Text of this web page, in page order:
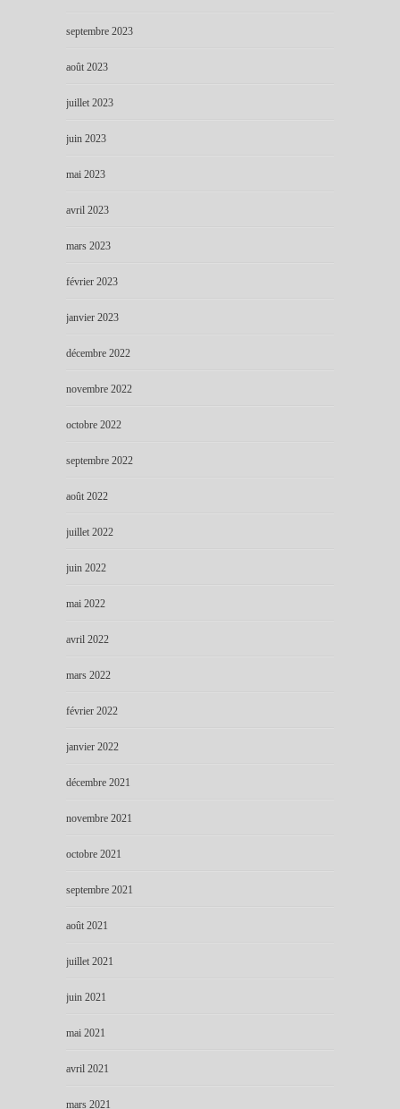
septembre 2023
août 2023
juillet 2023
juin 2023
mai 2023
avril 2023
mars 2023
février 2023
janvier 2023
décembre 2022
novembre 2022
octobre 2022
septembre 2022
août 2022
juillet 2022
juin 2022
mai 2022
avril 2022
mars 2022
février 2022
janvier 2022
décembre 2021
novembre 2021
octobre 2021
septembre 2021
août 2021
juillet 2021
juin 2021
mai 2021
avril 2021
mars 2021